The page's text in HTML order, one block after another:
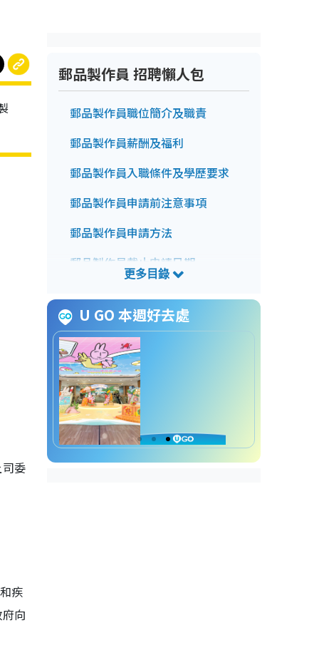
委
疾
向
郵品製作員 招聘懶人包
郵品製作員職位簡介及職責
郵品製作員薪酬及福利
郵品製作員入職條件及學歷要求
郵品製作員申請前注意事項
郵品製作員申請方法
郵品製作員截止申請日期
U GO 本週好去處